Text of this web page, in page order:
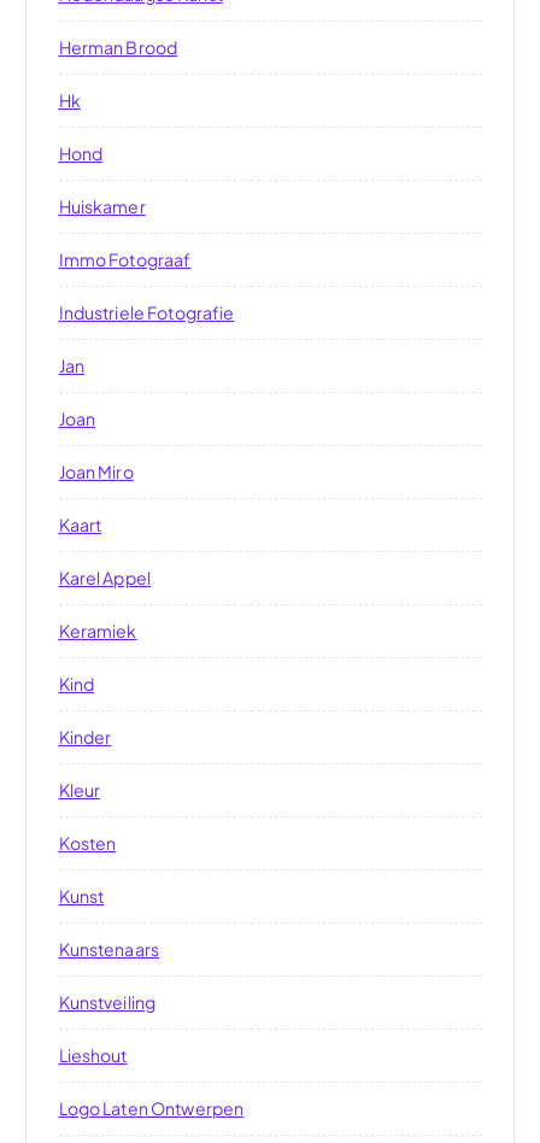
Herman Brood
Hk
Hond
Huiskamer
Immo Fotograaf
Industriele Fotografie
Jan
Joan
Joan Miro
Kaart
Karel Appel
Keramiek
Kind
Kinder
Kleur
Kosten
Kunst
Kunstenaars
Kunstveiling
Lieshout
Logo Laten Ontwerpen